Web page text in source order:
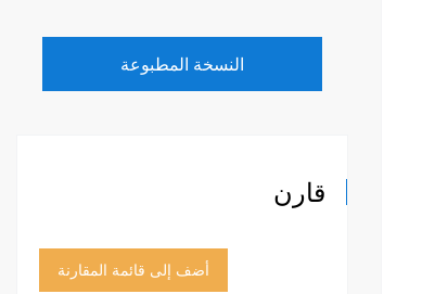
النسخة المطبوعة
قارن
أضف إلى قائمة المقارنة